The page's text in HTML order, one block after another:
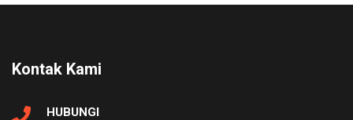
Kontak Kami
HUBUNGI